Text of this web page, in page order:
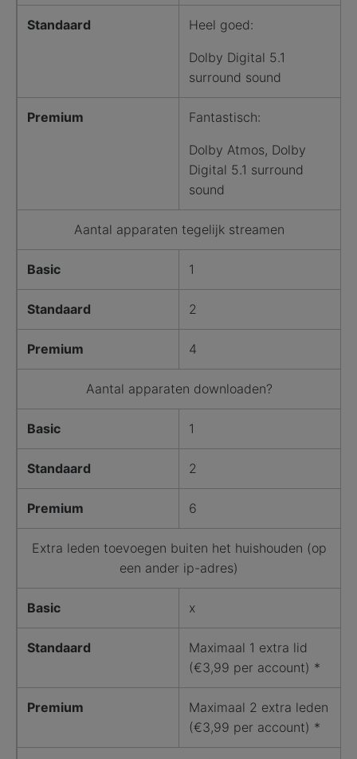
Standaard Heel goed:
Dolby Digital 5.1
surround sound
Premium Fantastisch:
Dolby Atmos, Dolby
Digital 5.1 surround
sound
Aantal apparaten tegelijk streamen
Basic 1
Standaard 2
Premium 4
Aantal apparaten downloaden?
Basic 1
Standaard 2
Premium 6
Extra leden toevoegen buiten het huishouden (op
een ander ip-adres)
Basic x
Standaard
Maximaal 1 extra lid
(€3,99 per account) *
Premium
Maximaal 2 extra leden
(€3,99 per account) *